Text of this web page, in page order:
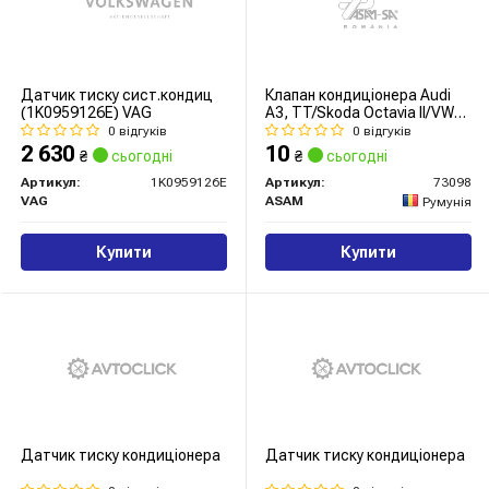
Датчик тиску сист.кондиц
(1K0959126E) VAG
0 відгуків
2 630 ₴ сьогодні
Артикул:
1K0959126E
VAG
Купити
Клапан кондиціонера Audi
A3, TT/Skoda Octavia II/VW
Passat B6, Jetta, Caddy III,
Golf V (03-13) (73098) Asam
0 відгуків
10 ₴ сьогодні
Артикул:
73098
ASAM
Румунія
Купити
Датчик тиску кондиціонера Датчик тиску кондицiонера